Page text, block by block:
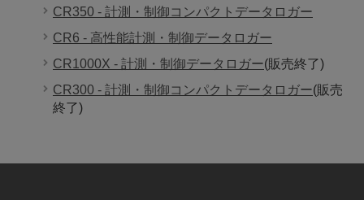
CR350 - 計測・制御コンパクトデータロガー
CR6 - 高性能計測・制御データロガー
CR1000X - 計測・制御データロガー(販売終了)
CR300 - 計測・制御コンパクトデータロガー(販売
終了)